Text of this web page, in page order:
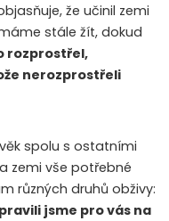
že učinil zemi
stále žít, dokud
rozprostřel,
nerozprostřeli
spolu s ostatními
zemi vše potřebné
různých druhů obživy:
jsme pro vás na